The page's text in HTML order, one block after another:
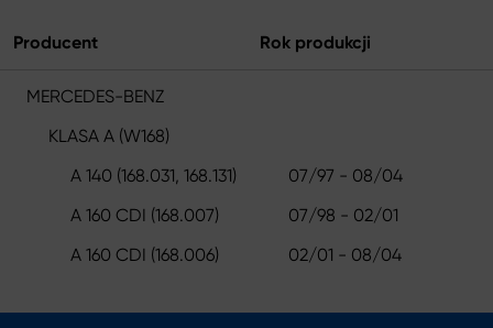
Producent Rok produkcji
MERCEDES-BENZ
KLASA A (W168)
A 140 (168.031, 168.131)
07/97 - 08/04
A 160 CDI (168.007)
07/98 - 02/01
A 160 CDI (168.006)
02/01 - 08/04